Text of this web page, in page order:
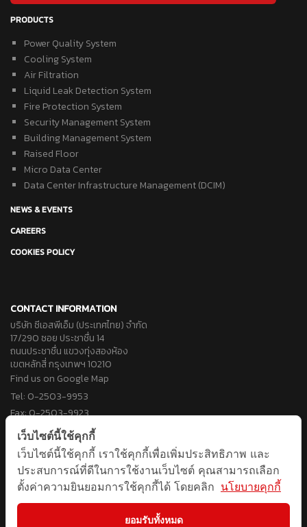
PRODUCTS
Power Quality System
Cooling System
Air Filtration
Liquid Leak Detection System
Fire Protection System
Security Management System
Building Management System
Raised Floor
Micro Data Center
Data Center Infrastructure Management (DCIM)
NEWS & EVENTS
CAREERS
COOKIES POLICY
CONTACT INFORMATION
บริษัท ซีเอสพีเอ็ม (ประเทศไทย) จำกัด
17/290 ซอย ประชาชื่น 14
ถนนประชาชื่น แขวงทุ่งสองห้อง
เขตหลักสี่ กรุงเทพฯ 10210
Find us on Google Map
Tel: 0-2503-9953
Fax: 0-2503-9923
Email: info@cspm.co.th
FOLLOW US
เว็บไซต์นี้ใช้คุกกี้
เว็บไซต์นี้ใช้คุกกี้ เราใช้คุกกี้เพื่อเพิ่มประสิทธิภาพ และ
ประสบการณ์ที่ดีในการใช้งานเว็บไซต์ คุณสามารถเลือก
ตั้งค่าความยินยอมการใช้คุกกี้ได้ โดยคลิก นโยบายคุกกี้
ยอมรับทั้งหมด